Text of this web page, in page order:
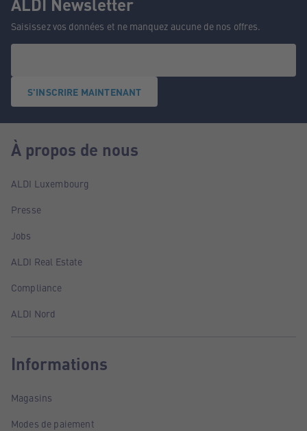
Saisissez vos données et ne manquez aucune de nos offres.
S'INSCRIRE MAINTENANT
À propos de nous
ALDI Luxembourg
Presse
Jobs
ALDI Real Estate
Compliance
ALDI Nord
Informations
Magasins
Modes de paiement